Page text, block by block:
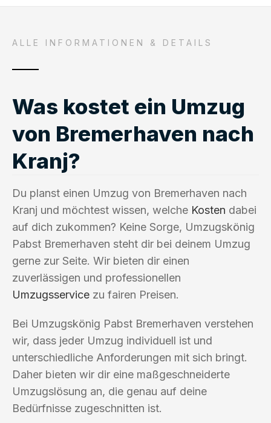
ALLE INFORMATIONEN & DETAILS
Was kostet ein Umzug
von Bremerhaven nach
Kranj?
Du planst einen Umzug von Bremerhaven nach
Kranj und möchtest wissen, welche Kosten dabei
auf dich zukommen? Keine Sorge, Umzugskönig
Pabst Bremerhaven steht dir bei deinem Umzug
gerne zur Seite. Wir bieten dir einen
zuverlässigen und professionellen
Umzugsservice zu fairen Preisen.
Bei Umzugskönig Pabst Bremerhaven verstehen
wir, dass jeder Umzug individuell ist und
unterschiedliche Anforderungen mit sich bringt.
Daher bieten wir dir eine maßgeschneiderte
Umzugslösung an, die genau auf deine
Bedürfnisse zugeschnitten ist.